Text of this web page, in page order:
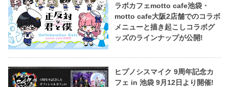
ラボカフェmotto cafe池袋・
motto cafe大阪2店舗でのコラボ
メニューと描き起こしコラボグ
ッズのラインナップが公開!
ヒプノシスマイク 9周年記念カ
フェ in 池袋 9月12日より開催!